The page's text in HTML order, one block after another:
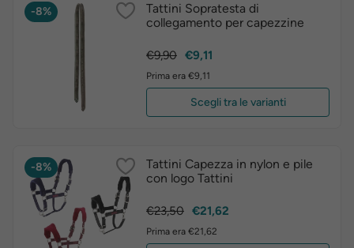
-8%
Tattini Sopratesta di
collegamento per capezzine
Prezzo
€9,90 Prezzo
€9,11
Prima era €9,11
Scegli tra le varianti
-8%
Tattini Capezza in nylon e pile
con logo Tattini
Prezzo
€23,50 Prezzo
€21,62
Prima era €21,62